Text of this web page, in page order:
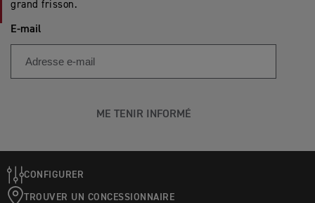
grand frisson.
E-mail
ME TENIR INFORMÉ
CONFIGURER
TROUVER UN CONCESSIONNAIRE